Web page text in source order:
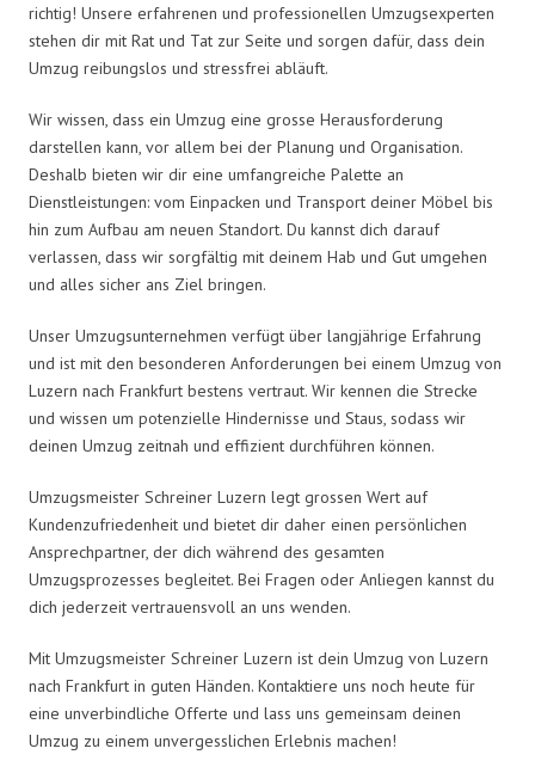
richtig! Unsere erfahrenen und professionellen Umzugsexperten
stehen dir mit Rat und Tat zur Seite und sorgen dafür, dass dein
Umzug reibungslos und stressfrei abläuft.
Wir wissen, dass ein Umzug eine grosse Herausforderung
darstellen kann, vor allem bei der Planung und Organisation.
Deshalb bieten wir dir eine umfangreiche Palette an
Dienstleistungen: vom Einpacken und Transport deiner Möbel bis
hin zum Aufbau am neuen Standort. Du kannst dich darauf
verlassen, dass wir sorgfältig mit deinem Hab und Gut umgehen
und alles sicher ans Ziel bringen.
Unser Umzugsunternehmen verfügt über langjährige Erfahrung
und ist mit den besonderen Anforderungen bei einem Umzug von
Luzern nach Frankfurt bestens vertraut. Wir kennen die Strecke
und wissen um potenzielle Hindernisse und Staus, sodass wir
deinen Umzug zeitnah und effizient durchführen können.
Umzugsmeister Schreiner Luzern legt grossen Wert auf
Kundenzufriedenheit und bietet dir daher einen persönlichen
Ansprechpartner, der dich während des gesamten
Umzugsprozesses begleitet. Bei Fragen oder Anliegen kannst du
dich jederzeit vertrauensvoll an uns wenden.
Mit Umzugsmeister Schreiner Luzern ist dein Umzug von Luzern
nach Frankfurt in guten Händen. Kontaktiere uns noch heute für
eine unverbindliche Offerte und lass uns gemeinsam deinen
Umzug zu einem unvergesslichen Erlebnis machen!